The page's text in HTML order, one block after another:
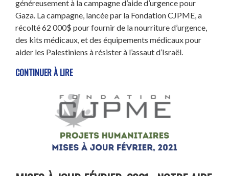
généreusement à la campagne d’aide d’urgence pour
Gaza. La campagne, lancée par la Fondation CJPME, a
récolté 62 000$ pour fournir de la nourriture d’urgence,
des kits médicaux, et des équipements médicaux pour
aider les Palestiniens à résister à l’assaut d’Israël.
CONTINUER À LIRE